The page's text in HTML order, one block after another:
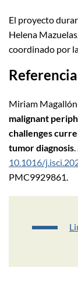
El proyecto
Helena
coordinado por
Referencia
Miriam
malignant
challenges
tumor diagnosis.
10.1016/
PMC9929861.